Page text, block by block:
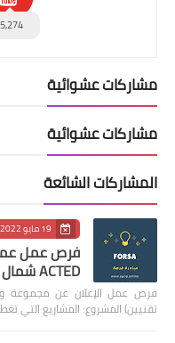
مشاركات عشوائية
مشاركات عشوائية
المشاركات الشائعة
19 مايو 2022
فرص عمل
ACTED شمال سوريا
فرص عمل الإعلان عن مجموعة
تقنيين) المشروع: المشاريع التي